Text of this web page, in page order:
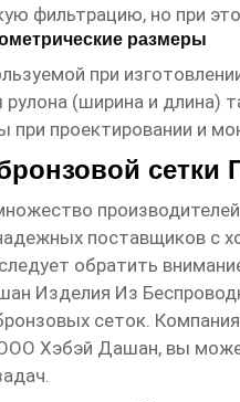
фильтрацию, но при
размеры
при
рулона (ширина и длина)
при проектировании и
сетки
производителей
поставщиков с
обратить
Изделия Из
сеток.
Хэбэй Дашан, вы